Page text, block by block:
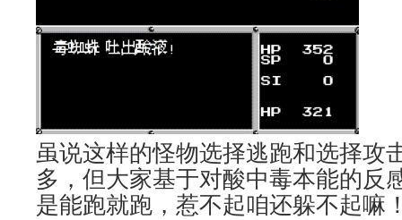
虽说这样的怪物选择逃跑和选择攻
多，但大家基于对酸中毒本能的反
是能跑就跑，惹不起咱还躲不起嘛